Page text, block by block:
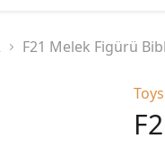
F21 Melek Figürü